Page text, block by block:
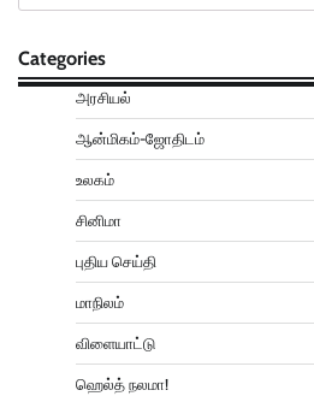
Categories
அரசியல்
ஆன்மிகம்-ஜோதிடம்
உலகம்
சினிமா
புதிய செய்தி
மாநிலம்
விளையாட்டு
ஹெல்த் நலமா!